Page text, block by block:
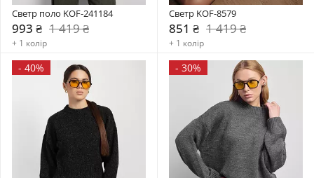
Светр поло KOF-241184
993 ₴ 1 419 ₴
+ 1 колір
Светр KOF-8579
851 ₴ 1 419 ₴
+ 1 колір
- 40% - 30%